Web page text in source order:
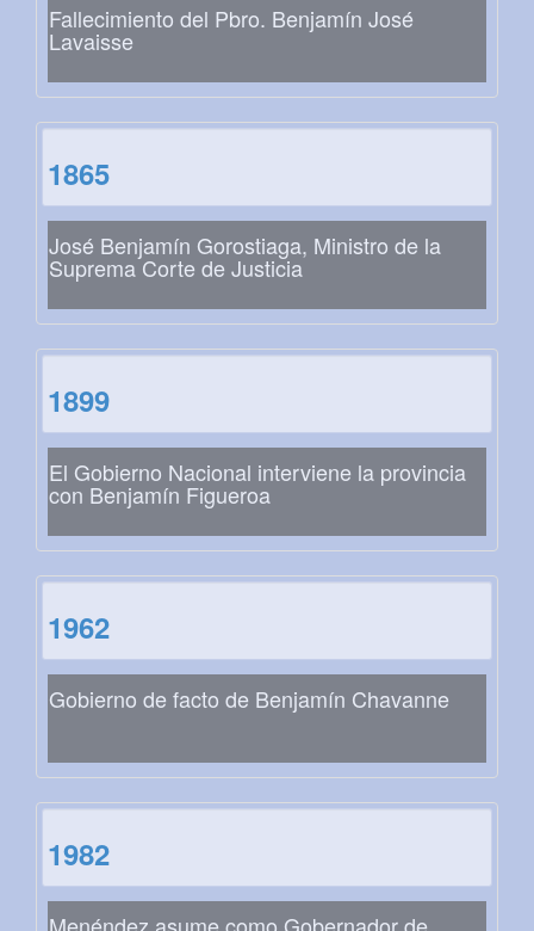
Fallecimiento del Pbro. Benjamín José
Lavaisse
1865
José Benjamín Gorostiaga, Ministro de la
Suprema Corte de Justicia
1899
El Gobierno Nacional interviene la provincia
con Benjamín Figueroa
1962
Gobierno de facto de Benjamín Chavanne
1982